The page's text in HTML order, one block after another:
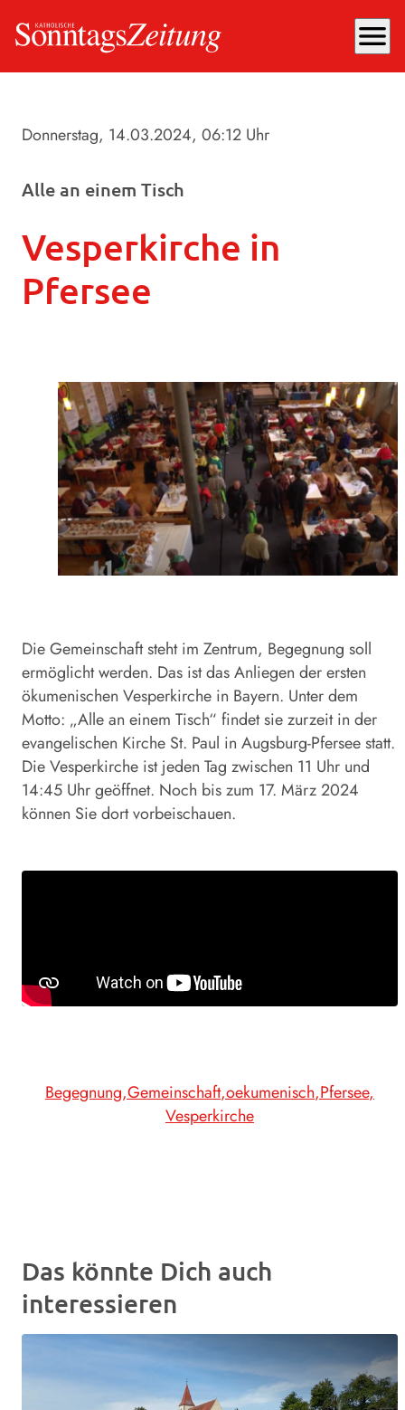
menu
Donnerstag, 14.03.2024, 06:12 Uhr
Alle an einem Tisch
Vesperkirche in
Pfersee
Die Gemeinschaft steht im Zentrum, Begegnung soll
ermöglicht werden. Das ist das Anliegen der ersten
ökumenischen Vesperkirche in Bayern. Unter dem
Motto: „Alle an einem Tisch“ findet sie zurzeit in der
evangelischen Kirche St. Paul in Augsburg-Pfersee statt.
Die Vesperkirche ist jeden Tag zwischen 11 Uhr und
14:45 Uhr geöffnet. Noch bis zum 17. März 2024
können Sie dort vorbeischauen.
Begegnung Gemeinschaft oekumenisch Pfersee
Vesperkirche
Das könnte Dich auch
interessieren